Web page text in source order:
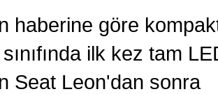
haberine göre
ilk kez tam
Seat Leon'dan sonra